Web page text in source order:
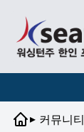
▸ 커뮤니티